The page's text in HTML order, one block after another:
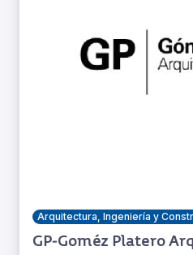
Arquitectura, Ingeniería y
GP-Goméz Platero